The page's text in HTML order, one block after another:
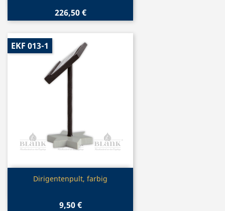
226,50 €
Vorschau
Dirigentenpult, farbig
9,50 €
EKF 013-1